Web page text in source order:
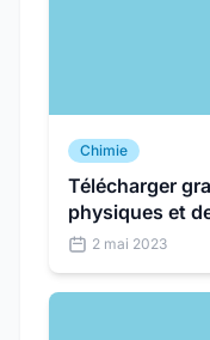
Chimie
Télécharger
physiques et
scientifiques
2 mai 2023